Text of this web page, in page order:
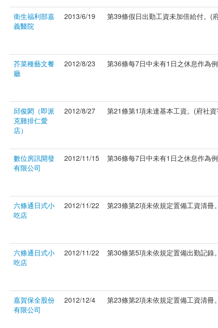
衛生福利部嘉
義醫院
2013/6/19 第39條假日出勤工資未加倍給付。(
芥菜種藝文餐
廳
2012/8/23 第36條每7日中未有1日之休息作為
邱俊閎（即派
克雞排仁愛
店）
2012/8/27 第21條第1項未達基本工資。(府社
數位房訊開發
有限公司
2012/11/15 第36條每7日中未有1日之休息作為
六條通日式小
吃店
2012/11/22 第23條第2項未依規定置備工資清
六條通日式小
吃店
2012/11/22 第30條第5項未依規定置備出勤記
嘉賀保全股份
有限公司
2012/12/4 第23條第2項未依規定置備工資清